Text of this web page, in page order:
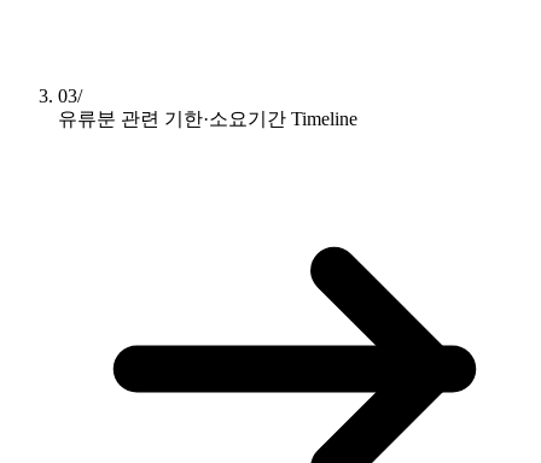
03/
유류분 관련 기한·소요기간 Timeline